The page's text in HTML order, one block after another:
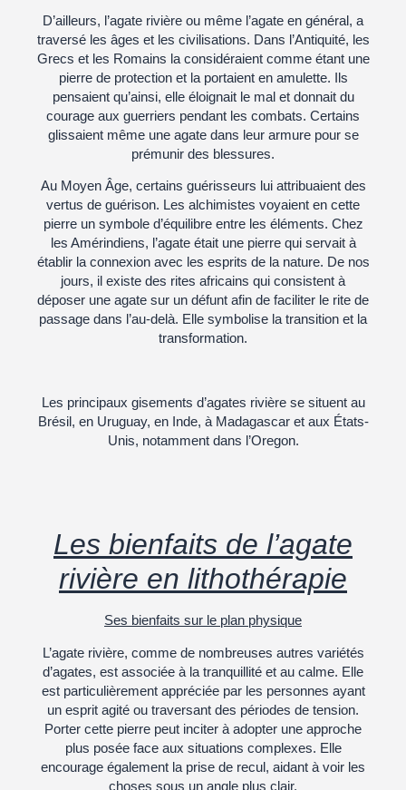
D’ailleurs, l’agate rivière ou même l’agate en général, a
traversé les âges et les civilisations. Dans l’Antiquité, les
Grecs et les Romains la considéraient comme étant une
pierre de protection et la portaient en amulette. Ils
pensaient qu’ainsi, elle éloignait le mal et donnait du
courage aux guerriers pendant les combats. Certains
glissaient même une agate dans leur armure pour se
prémunir des blessures.
Au Moyen Âge, certains guérisseurs lui attribuaient des
vertus de guérison. Les alchimistes voyaient en cette
pierre un symbole d’équilibre entre les éléments. Chez
les Amérindiens, l’agate était une pierre qui servait à
établir la connexion avec les esprits de la nature. De nos
jours, il existe des rites africains qui consistent à
déposer une agate sur un défunt afin de faciliter le rite de
passage dans l’au-delà. Elle symbolise la transition et la
transformation.
Les principaux gisements d’agates rivière se situent au
Brésil, en Uruguay, en Inde, à Madagascar et aux États-
Unis, notamment dans l’Oregon.
Les bienfaits de l’agate
rivière en lithothérapie
Ses bienfaits sur le plan physique
L’agate rivière, comme de nombreuses autres variétés
d’agates, est associée à la tranquillité et au calme. Elle
est particulièrement appréciée par les personnes ayant
un esprit agité ou traversant des périodes de tension.
Porter cette pierre peut inciter à adopter une approche
plus posée face aux situations complexes. Elle
encourage également la prise de recul, aidant à voir les
choses sous un angle plus clair.